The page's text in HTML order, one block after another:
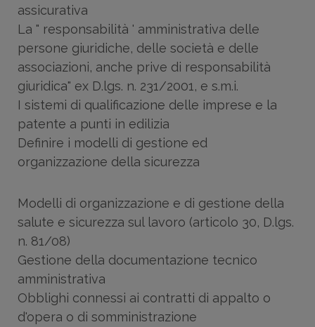
assicurativa
La " responsabilità ' amministrativa delle
persone giuridiche, delle società e delle
associazioni, anche prive di responsabilità
giuridica" ex D.lgs. n. 231/2001, e s.m.i.
I sistemi di qualificazione delle imprese e la
patente a punti in edilizia
Definire i modelli di gestione ed
organizzazione della sicurezza
Modelli di organizzazione e di gestione della
salute e sicurezza sul lavoro (articolo 30, D.lgs.
n. 81/08)
Gestione della documentazione tecnico
amministrativa
Obblighi connessi ai contratti di appalto o
d'opera o di somministrazione